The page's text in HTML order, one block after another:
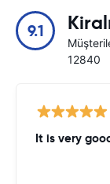
9.1
12840
It is very